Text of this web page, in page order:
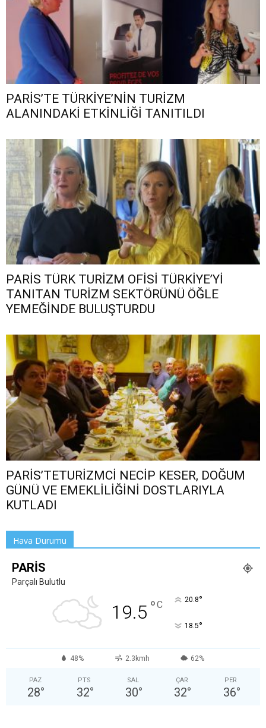
PARİS’TE TÜRKİYE’NİN TURİZM
ALANINDAKİ ETKİNLİĞİ TANITILDI
PARİS TÜRK TURİZM OFİSİ TÜRKİYE’Yİ
TANITAN TURİZM SEKTÖRÜNÜ ÖĞLE
YEMEĞİNDE BULUŞTURDU
PARİS’TETURİZMCİ NECİP KESER, DOĞUM
GÜNÜ VE EMEKLİLİĞİNİ DOSTLARIYLA
KUTLADI
Hava Durumu
PARIS
Parçalı Bulutlu
19.5 °C 20.8°
18.5°
48% 2.3kmh 62%
PAZ
28°
PTS
32°
SAL
30°
ÇAR
32°
PER
36°